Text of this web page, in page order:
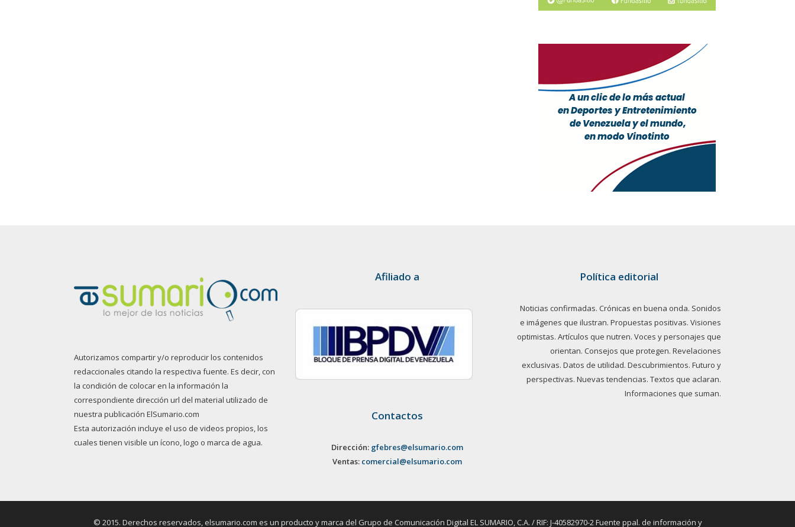
Autorizamos compartir y/o reproducir los contenidos
redaccionales citando la respectiva fuente. Es decir, con
la condición de colocar en la información la
correspondiente dirección url del material utilizado de
nuestra publicación ElSumario.com
Esta autorización incluye el uso de videos propios, los
cuales tienen visible un ícono, logo o marca de agua.
Afiliado a
Contactos
Dirección: gfebres@elsumario.com
Ventas: comercial@elsumario.com
Política editorial
Noticias confirmadas. Crónicas en buena onda. Sonidos
e imágenes que ilustran. Propuestas positivas. Visiones
optimistas. Artículos que nutren. Voces y personajes que
orientan. Consejos que protegen. Revelaciones
exclusivas. Datos de utilidad. Descubrimientos. Futuro y
perspectivas. Nuevas tendencias. Textos que aclaran.
Informaciones que suman.
© 2015. Derechos reservados, elsumario.com es un producto y marca del Grupo de Comunicación Digital EL SUMARIO, C.A. / RIF: J-40582970-2 Fuente ppal. de información y